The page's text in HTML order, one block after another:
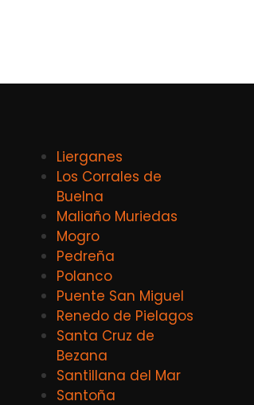
Lierganes
Los Corrales de
Buelna
Maliaño Muriedas
Mogro
Pedreña
Polanco
Puente San Miguel
Renedo de Pielagos
Santa Cruz de
Bezana
Santillana del Mar
Santoña